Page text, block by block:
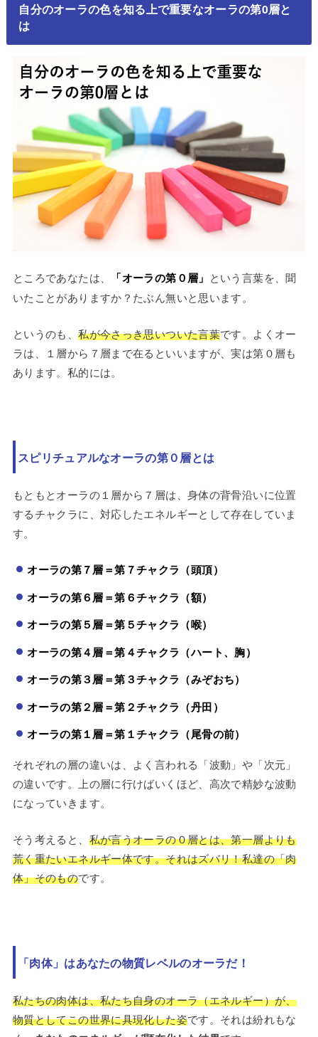
自分のオーラの色を知る上で重要なオーラの第0層と
は
ところであなたは、 「オーラの第０層」 という言葉を、聞
いたことがありますか？たぶん無いと思います。
というのも、私が今さっき思いついた言葉です。よくオー
ラは、１層から７層まで在るといいますが、実は第０層も
あります。私的には。
スピリチュアルなオーラの第０層とは
もともとオーラの１層から７層は、身体の背骨沿いに位置
するチャクラに、対応したエネルギーとして存在していま
す。
オーラの第７層＝第７チャクラ（頭頂）
オーラの第６層＝第６チャクラ（額）
オーラの第５層＝第５チャクラ（喉）
オーラの第４層＝第４チャクラ（ハート、胸）
オーラの第３層＝第３チャクラ（みぞおち）
オーラの第２層＝第２チャクラ（丹田）
オーラの第１層＝第１チャクラ（尾骨の前）
それぞれの層の違いは、よく言われる「波動」や「次元」
の違いです。上の層に行けばいくほど、高次で精妙な波動
になっていきます。
そう考えると、 私が言うオーラの０層とは、第一層よりも
荒く重たいエネルギー体です。それはズバリ！私達の「肉
体」そのものです。
「肉体」はあなたの物質レベルのオーラだ！
私たちの肉体は、私たち自身のオーラ（エネルギー）が、
物質としてこの世界に具現化した姿です。それは紛れもな